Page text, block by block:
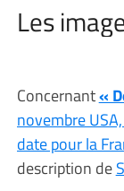
Les
Concernant«
novembre
date pour la
description de